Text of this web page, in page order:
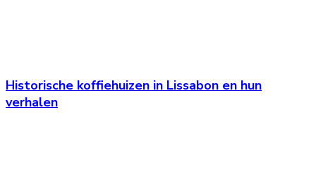
Historische koffiehuizen in Lissabon en hun
verhalen